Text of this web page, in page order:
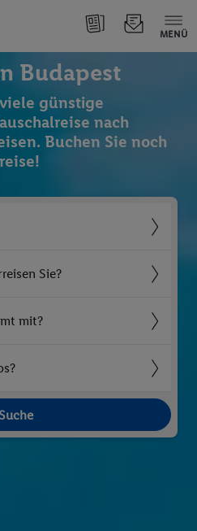
MENÜ
Budapest
günstige
nach
Buchen Sie noch
Sie?
mit?
Suche